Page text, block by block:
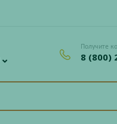
Получите
8 (800)